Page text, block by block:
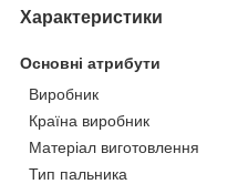
Характеристики
Основні атрибути
Виробник
Країна виробник
Матеріал виготовлення
Тип пальника